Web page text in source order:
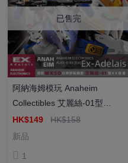
已售完
阿納海姆模玩 Anaheim
Collectibles 艾麗絲-01型
MGSD EX-S 塑料拼裝模型
HK$149HK$158
新品
1